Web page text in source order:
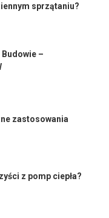
sprzątaniu?
–
zastosowania
z pomp ciepła?